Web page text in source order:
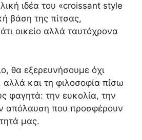
ιδέα του «croissant style
βάση της πίτσας,
οικείο αλλά ταυτόχρονα
θα εξερευνήσουμε όχι
και τη φιλοσοφία πίσω
φαγητά: την ευκολία, την
απόλαυση που προσφέρουν
μας.